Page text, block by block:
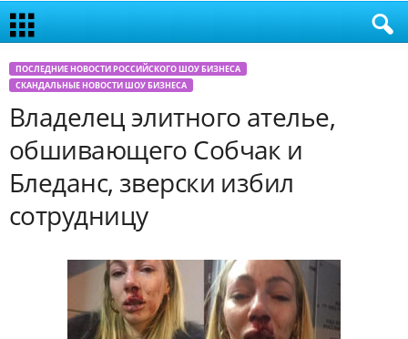
ПОСЛЕДНИЕ НОВОСТИ РОССИЙСКОГО ШОУ БИЗНЕСА
СКАНДАЛЬНЫЕ НОВОСТИ ШОУ БИЗНЕСА
Владелец элитного ателье,
обшивающего Собчак и
Бледанс, зверски избил
сотрудницу